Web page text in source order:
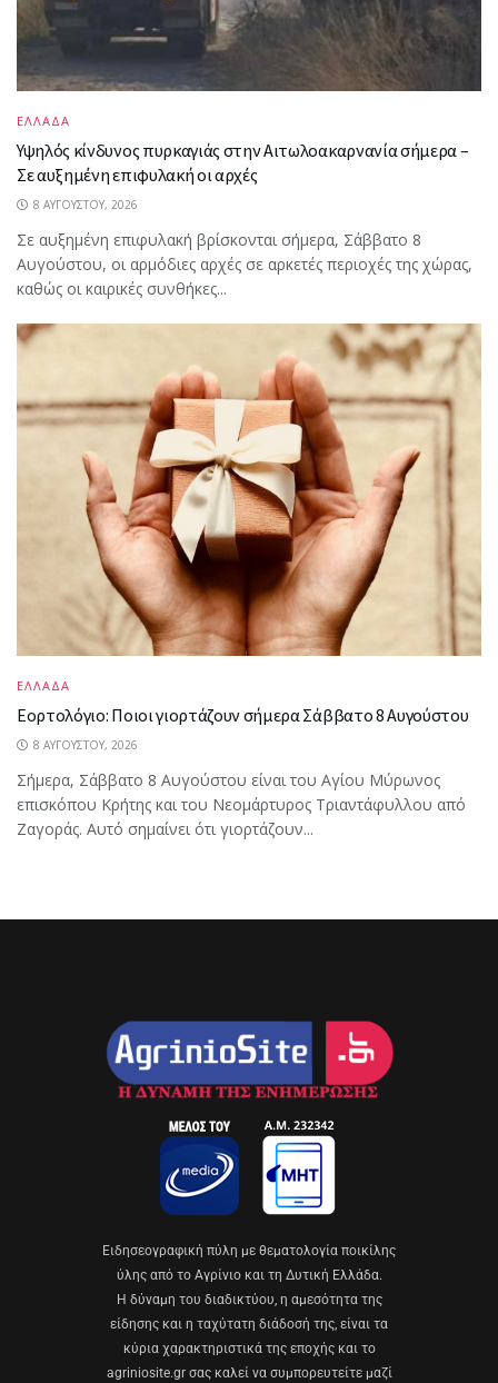
ΕΛΛΑΔΑ
Υψηλός κίνδυνος πυρκαγιάς στην Αιτωλοακαρνανία σήμερα –
Σε αυξημένη επιφυλακή οι αρχές
8 ΑΥΓΟΎΣΤΟΥ, 2026
Σε αυξημένη επιφυλακή βρίσκονται σήμερα, Σάββατο 8
Αυγούστου, οι αρμόδιες αρχές σε αρκετές περιοχές της χώρας,
καθώς οι καιρικές συνθήκες...
ΕΛΛΑΔΑ
Εορτολόγιο: Ποιοι γιορτάζουν σήμερα Σάββατο 8 Αυγούστου
8 ΑΥΓΟΎΣΤΟΥ, 2026
Σήμερα, Σάββατο 8 Αυγούστου είναι του Αγίου Μύρωνος
επισκόπου Κρήτης και του Νεομάρτυρος Τριαντάφυλλου από
Ζαγοράς. Αυτό σημαίνει ότι γιορτάζουν...
Eιδησεογραφική πύλη με θεματολογία ποικίλης
ύλης από το Αγρίνιο και τη Δυτική Ελλάδα.
Η δύναμη του διαδικτύου, η αμεσότητα της
είδησης και η ταχύτατη διάδοσή της, είναι τα
κύρια χαρακτηριστικά της εποχής και το
agriniosite.gr σας καλεί να συμπορευτείτε μαζί